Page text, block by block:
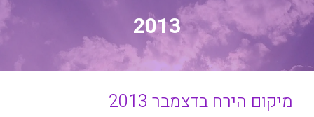
2013
מיקום הירח בדצמבר 2013